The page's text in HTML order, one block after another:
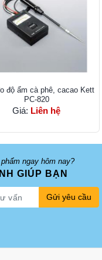
độ ẩm cà phê, cacao Kett
PC-820
Giá: Liên hệ
ngay hôm nay?
GIÚP BẠN
Gửi yêu cầu